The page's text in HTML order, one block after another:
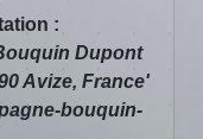
:
Dupont
Avize, France'
bouquin-